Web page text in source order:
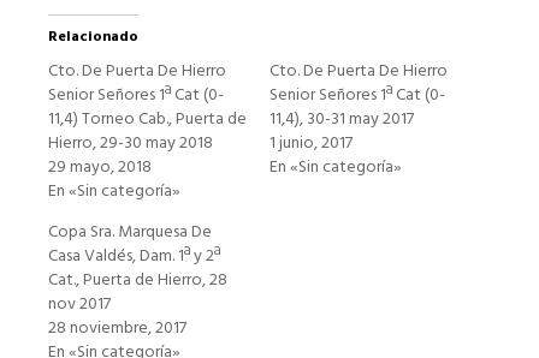
Relacionado
Cto. De Puerta De Hierro
Senior Señores 1ª Cat (0-
11,4) Torneo Cab., Puerta de
Hierro, 29-30 may 2018
29 mayo, 2018
En «Sin categoría»
Cto. De Puerta De Hierro
Senior Señores 1ª Cat (0-
11,4), 30-31 may 2017
1 junio, 2017
En «Sin categoría»
Copa Sra. Marquesa De
Casa Valdés, Dam. 1ª y 2ª
Cat., Puerta de Hierro, 28
nov 2017
28 noviembre, 2017